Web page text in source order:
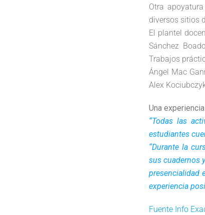
Otra
diversos sitios
El plantel
Sánchez
Trabajos
Ángel Mac
Alex
Una
“Todas las
estudiantes
“Durante la
sus cuadernos
presencialidad
experiencia
Fuente Info